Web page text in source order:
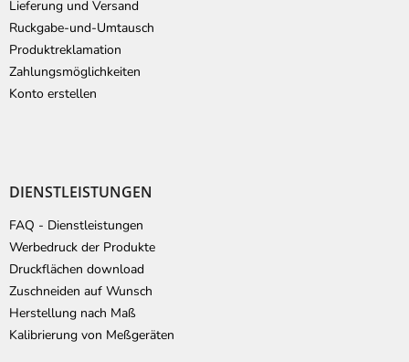
Lieferung und Versand
Ruckgabe-und-Umtausch
Produktreklamation
Zahlungsmöglichkeiten
Konto erstellen
DIENSTLEISTUNGEN
FAQ - Dienstleistungen
Werbedruck der Produkte
Druckflächen download
Zuschneiden auf Wunsch
Herstellung nach Maß
Kalibrierung von Meßgeräten